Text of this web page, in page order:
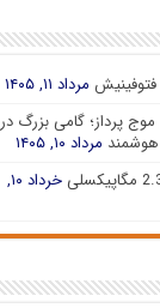
فتوفینیش مرداد ۱۱, ۱۴۰۵
پرداز؛ گامی بزرگ در
مرداد ۱۰, ۱۴۰۵
خرداد ۱۰,